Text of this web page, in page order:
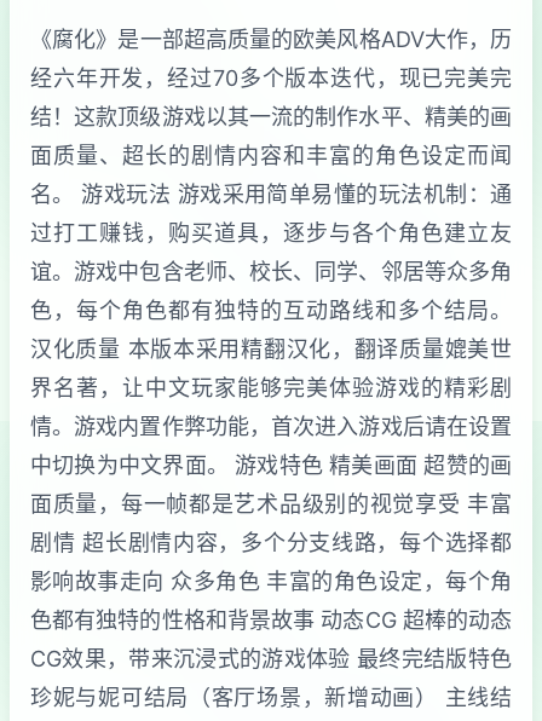
《腐化》是一部超高质量的欧美风格ADV大作，历
经六年开发，经过70多个版本迭代，现已完美完
结！这款顶级游戏以其一流的制作水平、精美的画
面质量、超长的剧情内容和丰富的角色设定而闻
名。 游戏玩法 游戏采用简单易懂的玩法机制：通
过打工赚钱，购买道具，逐步与各个角色建立友
谊。游戏中包含老师、校长、同学、邻居等众多角
色，每个角色都有独特的互动路线和多个结局。
汉化质量 本版本采用精翻汉化，翻译质量媲美世
界名著，让中文玩家能够完美体验游戏的精彩剧
情。游戏内置作弊功能，首次进入游戏后请在设置
中切换为中文界面。 游戏特色 精美画面 超赞的画
面质量，每一帧都是艺术品级别的视觉享受 丰富
剧情 超长剧情内容，多个分支线路，每个选择都
影响故事走向 众多角色 丰富的角色设定，每个角
色都有独特的性格和背景故事 动态CG 超棒的动态
CG效果，带来沉浸式的游戏体验 最终完结版特色
珍妮与妮可结局（客厅场景，新增动画） 主线结